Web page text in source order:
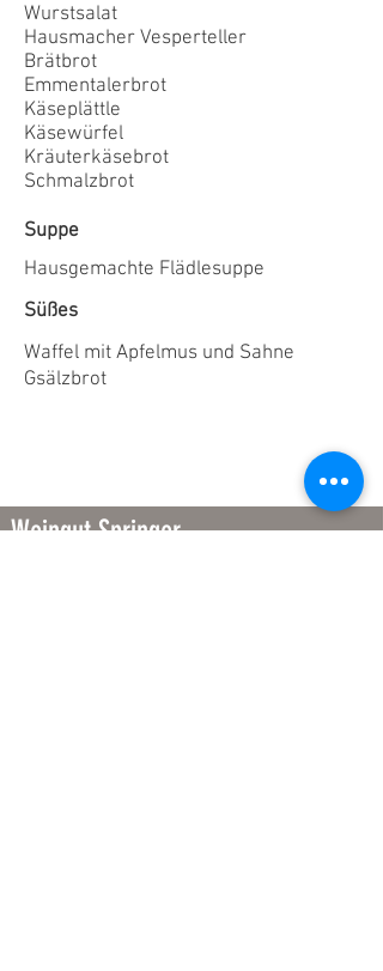
Wurstsalat
Hausmacher Vesperteller
Brätbrot
Emmentalerbrot
Käseplättle
Käsewürfel
Kräuterkäsebrot
Schmalzbrot
Suppe
Hausgemachte Flädlesuppe
Süßes
Waffel mit Apfelmus und Sahne
Gsälzbrot
Weingut Springer